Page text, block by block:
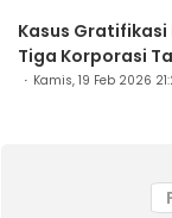
Kasus Gratifikasi
Tiga Korporasi
Kamis, 19 Feb 2026